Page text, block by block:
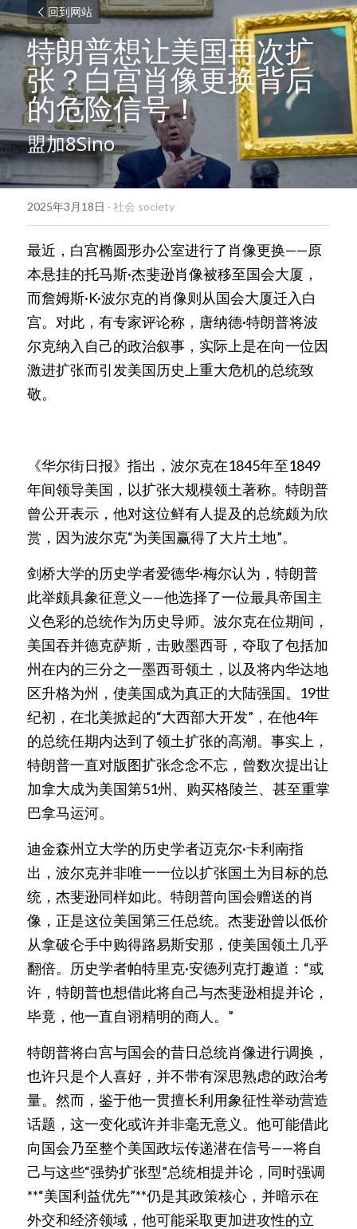
回到网站
特朗普想让美国再次扩
张？白宫肖像更换背后
的危险信号！
盟加8Sino
2025年3月18日 · 社会 society
最近，白宫椭圆形办公室进行了肖像更换——原
本悬挂的托马斯·杰斐逊肖像被移至国会大厦，
而詹姆斯·K·波尔克的肖像则从国会大厦迁入白
宫。对此，有专家评论称，唐纳德·特朗普将波
尔克纳入自己的政治叙事，实际上是在向一位因
激进扩张而引发美国历史上重大危机的总统致
敬。
《华尔街日报》指出，波尔克在1845年至1849
年间领导美国，以扩张大规模领土著称。特朗普
曾公开表示，他对这位鲜有人提及的总统颇为欣
赏，因为波尔克“为美国赢得了大片土地”。
剑桥大学的历史学者爱德华·梅尔认为，特朗普
此举颇具象征意义——他选择了一位最具帝国主
义色彩的总统作为历史导师。波尔克在位期间，
美国吞并德克萨斯，击败墨西哥，夺取了包括加
州在内的三分之一墨西哥领土，以及将内华达地
区升格为州，使美国成为真正的大陆强国。19世
纪初，在北美掀起的“大西部大开发”，在他4年
的总统任期内达到了领土扩张的高潮。事实上，
特朗普一直对版图扩张念念不忘，曾数次提出让
加拿大成为美国第51州、购买格陵兰、甚至重掌
巴拿马运河。
迪金森州立大学的历史学者迈克尔·卡利南指
出，波尔克并非唯一一位以扩张国土为目标的总
统，杰斐逊同样如此。特朗普向国会赠送的肖
像，正是这位美国第三任总统。杰斐逊曾以低价
从拿破仑手中购得路易斯安那，使美国领土几乎
翻倍。历史学者帕特里克·安德列克打趣道：“或
许，特朗普也想借此将自己与杰斐逊相提并论，
毕竟，他一直自诩精明的商人。”
特朗普将白宫与国会的昔日总统肖像进行调换，
也许只是个人喜好，并不带有深思熟虑的政治考
量。然而，鉴于他一贯擅长利用象征性举动营造
话题，这一变化或许并非毫无意义。他可能借此
向国会乃至整个美国政坛传递潜在信号——将自
己与这些“强势扩张型”总统相提并论，同时强调
**“美国利益优先”**仍是其政策核心，并暗示在
外交和经济领域，他可能采取更加进攻性的立